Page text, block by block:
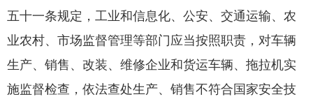
五十一条规定，工业和信息化、公安、交通运输、农
业农村、市场监督管理等部门应当按照职责，对车辆
生产、销售、改装、维修企业和货运车辆、拖拉机实
施监督检查，依法查处生产、销售不符合国家安全技